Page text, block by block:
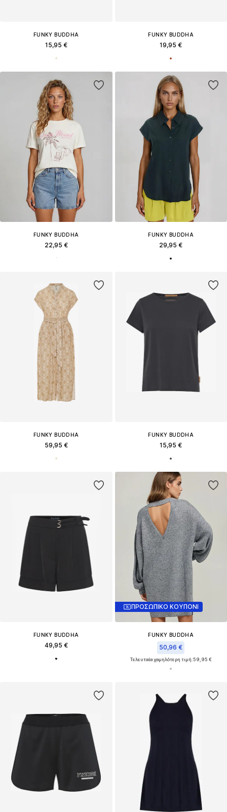
FUNKY BUDDHA
15,95 €
FUNKY BUDDHA
19,95 €
FUNKY BUDDHA
22,95 €
FUNKY BUDDHA
29,95 €
FUNKY BUDDHA
59,95 €
FUNKY BUDDHA
15,95 €
FUNKY BUDDHA
49,95 €
ΠΡΟΣΩΠΙΚΟ ΚΟΥΠΟΝΙ
FUNKY BUDDHA
50,96 €
Τελευταία χαμηλότερη τιμή:59,95 €